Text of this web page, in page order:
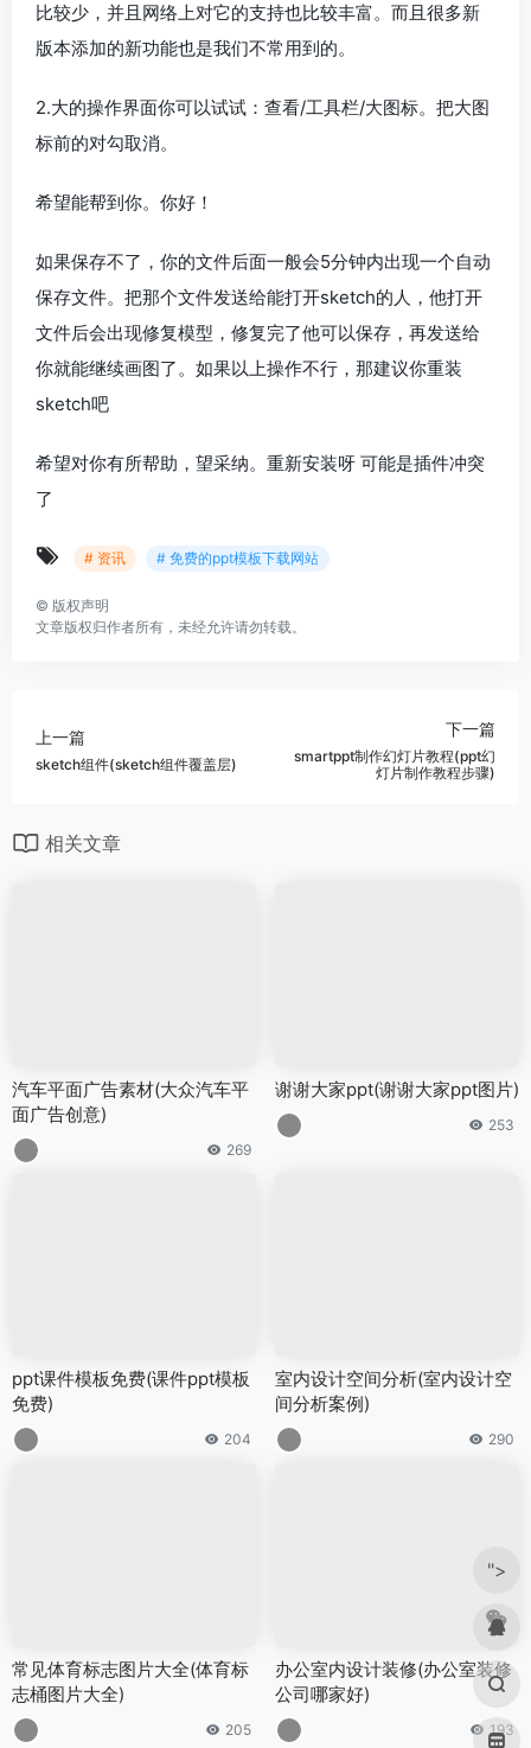
比较少，并且网络上对它的支持也比较丰富。而且很多新
版本添加的新功能也是我们不常用到的。
2.大的操作界面你可以试试：查看/工具栏/大图标。把大图
标前的对勾取消。
希望能帮到你。你好！
如果保存不了，你的文件后面一般会5分钟内出现一个自动
保存文件。把那个文件发送给能打开sketch的人，他打开
文件后会出现修复模型，修复完了他可以保存，再发送给
你就能继续画图了。如果以上操作不行，那建议你重装
sketch吧
希望对你有所帮助，望采纳。重新安装呀 可能是插件冲突
了
# 资讯 # 免费的ppt模板下载网站
© 版权声明
文章版权归作者所有，未经允许请勿转载。
上一篇
sketch组件(sketch组件覆盖层)
下一篇
smartppt制作幻灯片教程(ppt幻
灯片制作教程步骤)
相关文章
汽车平面广告素材(大众汽车平
面广告创意)
269
谢谢大家ppt(谢谢大家ppt图片)
253
ppt课件模板免费(课件ppt模板
免费)
204
室内设计空间分析(室内设计空
间分析案例)
290
常见体育标志图片大全(体育标
志桶图片大全)
205
办公室内设计装修(办公室装修
公司哪家好)
193
">